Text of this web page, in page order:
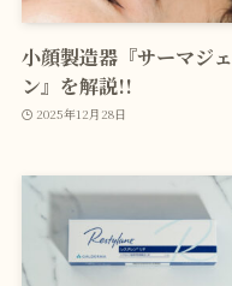
小顔製造器『サーマジェ
ン』を解説!!
2025年12月28日